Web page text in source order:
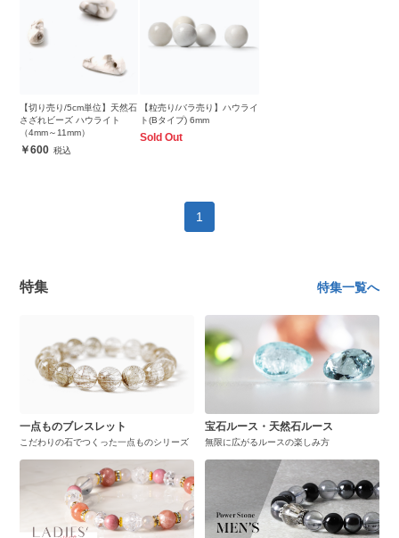
【切り売り/5cm単位】天然石
さざれビーズ ハウライト
（4mm～11mm）
600
【粒売り/バラ売り】ハウライ
ト(Bタイプ) 6mm
Sold Out
1
特集 特集一覧へ
一点ものブレスレット
こだわりの石でつくった一点ものシリーズ
宝石ルース・天然石ルース
無限に広がるルースの楽しみ方